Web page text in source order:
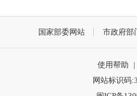
国家部委网站 市政府部
使用帮助 |
网站标识码